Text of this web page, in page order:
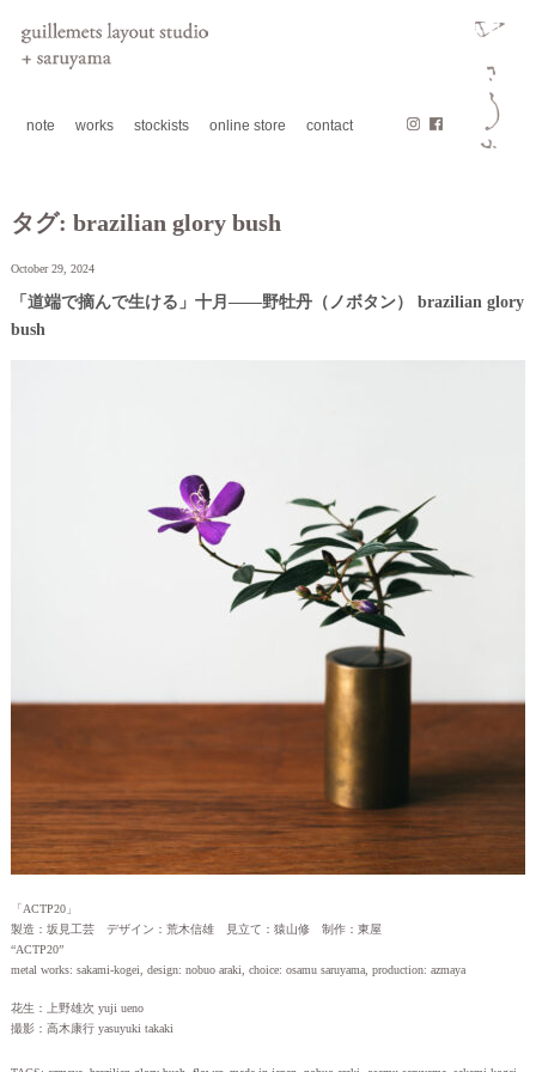
note works stockists online store contact
タグ: brazilian glory bush
October 29, 2024
「道端で摘んで生ける」十月——野牡丹（ノボタン） brazilian glory
bush
「ACTP20」
製造：坂見工芸 デザイン：荒木信雄 見立て：猿山修 制作：東屋
“ACTP20”
metal works: sakami-kogei, design: nobuo araki, choice: osamu saruyama, production: azmaya
花生：上野雄次 yuji ueno
撮影：高木康行 yasuyuki takaki